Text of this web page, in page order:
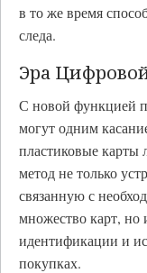
в то же время
следа.
Эра
С новой функцией
могут одним
пластиковые карты
метод не только
связанную с
множество карт, но
идентификации и
покупках.